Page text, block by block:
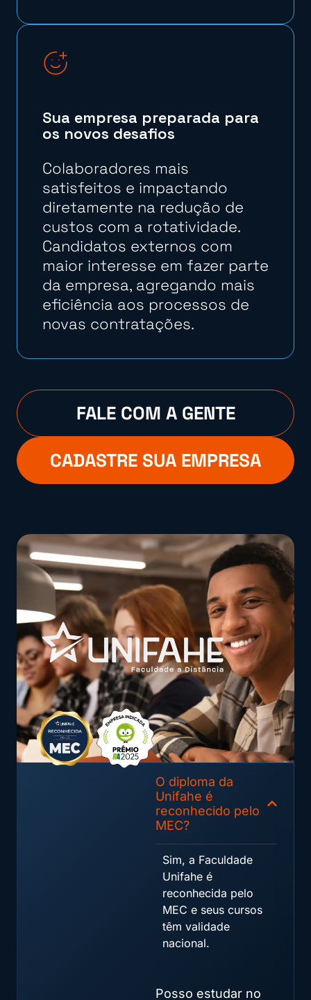
Sua empresa preparada para
os novos desafios
Colaboradores mais
satisfeitos e impactando
diretamente na redução de
custos com a rotatividade.
Candidatos externos com
maior interesse em fazer parte
da empresa, agregando mais
eficiência aos processos de
novas contratações.
FALE COM A GENTE
CADASTRE SUA EMPRESA
O diploma da
Unifahe é
reconhecido pelo
MEC?
Sim, a Faculdade
Unifahe é
reconhecida pelo
MEC e seus cursos
têm validade
nacional.
Posso estudar no